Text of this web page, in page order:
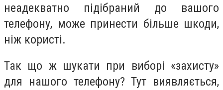
неадекватно підібраний до вашого
телефону, може принести більше шкоди,
ніж користі.
Так що ж шукати при виборі «захисту»
для нашого телефону? Тут виявляється,